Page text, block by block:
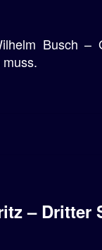
Busch –
– Dritter